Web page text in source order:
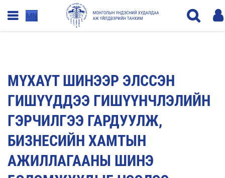
MN
МҮХАҮТ ШИНЭЭР ЭЛССЭН
ГИШҮҮДДЭЭ ГИШҮҮНЧЛЭЛИЙН
ГЭРЧИЛГЭЭ ГАРДУУЛЖ,
БИЗНЕСИЙН ХАМТЫН
АЖИЛЛАГААНЫ ШИНЭ